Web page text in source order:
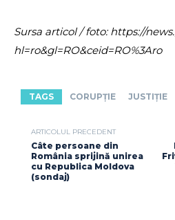
Sursa articol / foto: https://
hl=ro&gl=RO&ceid=RO%3Aro
TAGS CORUPȚIE JUSTIȚIE
ARTICOLUL PRECEDENT
Câte persoane din
România sprijină unirea
cu Republica Moldova
(sondaj)